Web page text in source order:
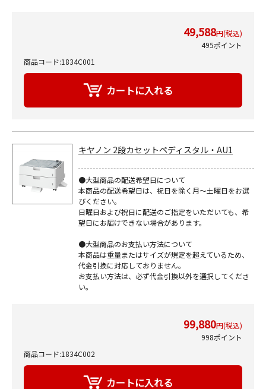
49,588円(税込)
495ポイント
商品コード:1834C001
キヤノン 2段カセットペディスタル・AU1
●大型商品の配送希望日について
本商品の配送希望日は、祝日を除く月～土曜日をお選
びください。
日曜日および祝日に配送のご指定をいただいても、希
望日にお届けできない場合があります。
●大型商品のお支払い方法について
本商品は重量またはサイズが規定を超えているため、
代金引換に対応しておりません。
お支払い方法は、必ず代金引換以外を選択してくださ
い。
99,880円(税込)
998ポイント
商品コード:1834C002